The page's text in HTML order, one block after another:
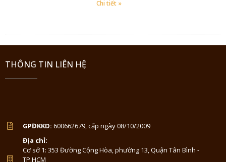
Chi tiết »
THÔNG TIN LIÊN HỆ
GPĐKKD: 600662679, cấp ngày 08/10/2009
Địa chỉ:
Cơ sở 1: 353 Đường Cộng Hòa, phường 13, Quận Tân Bình -
TP.HCM